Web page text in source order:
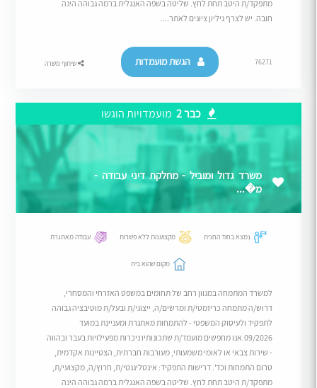
מתפקד/ת היטב תחת לחץ. שליטה בשפה האנגלית ברמה גבוהה הינה
חובה. יש לצרף גיליון ציונים לאתר....
76271 הגשת מועמדות שיתוף משרה
כבר 2 מועמדויות הוגשו
משרד גדול ומוביל - מחלקת דיני עבודה -
מ�...
נמצא בחוד החנית מקצוענות ללא פשרות עבודה מאתגרת
מקום שהוא בית
למשרד המתמחה במגוון רחב של תחומים במשפט האזרחי והמסחרי,
דרוש/ה מתמחה כריזמטי/ת ומרשים/ה, ייצוגי/ת ובעל/ת מוטיבציה גבוהה
לתפקיד ולעיסוק המשפטי - להתמחות מאתגרת ומעניינת במועד
09/2026.אנו מחפשים מועמד/ת שתכונותיו ניכרות מפעילויות בעבר ובהווה
- שירות צבאי או לאומי משמעותי, מעורבות חברתית, הצטיינות אקדמית,
טרום התמחות וכד'. דרישות התפקיד: אינטליגנטי/ת, חרוץ/ה, מקצועי/ת,
מתפקד/ת היטב תחת לחץ. שליטה בשפה האנגלית ברמה גבוהה הינה